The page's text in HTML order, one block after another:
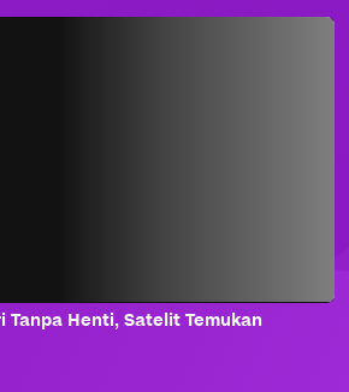
Tanpa Henti, Satelit Temukan